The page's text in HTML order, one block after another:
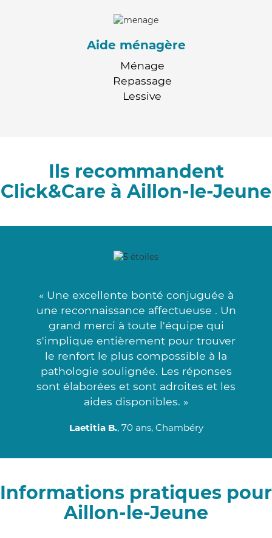
Aide ménagère
Ménage
Repassage
Lessive
Ils recommandent
Click&Care à Aillon-le-Jeune
« Une excellente bonté conjuguée à
une reconnaissance affectueuse . Un
grand merci à toute l'équipe qui
s'implique entièrement pour trouver
le renfort le plus compossible à la
pathologie soulignée. Les réponses
sont élaborées et sont adroites et les
aides disponibles. »
Laetitia B., 70 ans, Chambéry
Informations pratiques pour
Aillon-le-Jeune